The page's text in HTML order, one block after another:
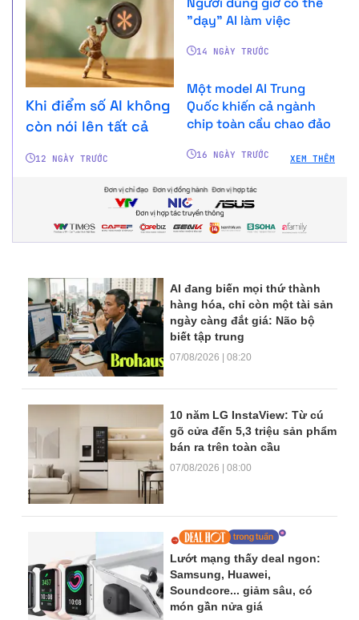
Khi điểm số AI không
còn nói lên tất cả
12 NGÀY TRƯỚC
"dạy" AI làm việc
14 NGÀY TRƯỚC
Một model AI Trung
Quốc khiến cả ngành
chip toàn cầu chao đảo
16 NGÀY TRƯỚC XEM THÊM
AI đang biến mọi thứ thành
hàng hóa, chỉ còn một tài sản
ngày càng đắt giá: Não bộ
biết tập trung
07/08/2026 | 08:20
10 năm LG InstaView: Từ cú
gõ cửa đến 5,3 triệu sản phẩm
bán ra trên toàn cầu
07/08/2026 | 08:00
Lướt mạng thấy deal ngon:
Samsung, Huawei,
Soundcore... giảm sâu, có
món gần nửa giá